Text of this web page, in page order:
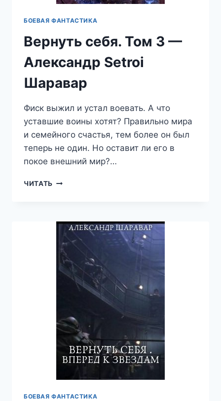
БОЕВАЯ ФАНТАСТИКА
Вернуть себя. Том 3 —
Александр Setroi
Шаравар
Фиск выжил и устал воевать. А что
уставшие воины хотят? Правильно мира
и семейного счастья, тем более он был
теперь не один. Но оставит ли его в
покое внешний мир?…
ЧИТАТЬ ВЕРНУТЬ
—
АЛЕКСАНДР
SETROI
ШАРАВАР
БОЕВАЯ ФАНТАСТИКА